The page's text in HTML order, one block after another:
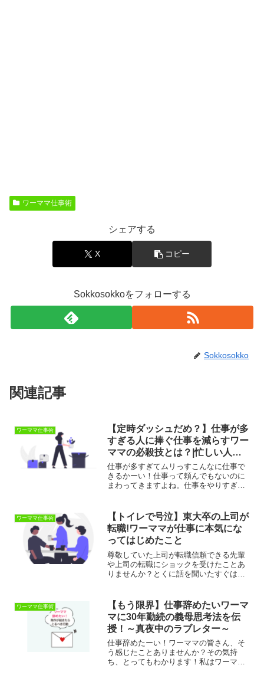
ワーママ仕事術
シェアする
X コピー
Sokkosokkoをフォローする
Sokkosokko
関連記事
ワーママ仕事術
【定時ダッシュだめ？】仕事が多
すぎる人に捧ぐ仕事を減らすワー
ママの必殺技とは？|忙しい人ほ
ど効果大です！
仕事が多すぎてムリっすこんなに仕事で
きるかーい！仕事って頼んでもないのに
まわってきますよね。仕事をやりすぎる
をしてきた社会人歴10年以上の中堅社員
です。決算や大きなプ...
ワーママ仕事術
【トイレで号泣】東大卒の上司が
転職!ワーママが仕事に本気にな
ってはじめたこと
尊敬していた上司が転職信頼できる先輩
や上司の転職にショックを受けたことあ
りませんか？とくに話を聞いたすぐは、
したことがあります。まさか！当時は、
頭が真っ白になり先が不安...
ワーママ仕事術
【もう限界】仕事辞めたいワーマ
マに30年勤続の義母思考法を伝
授！～真夜中のラブレター～
仕事辞めたーい！ワーママの皆さん、そ
う感じたことありませんか？その気持
ち、とってもわかります！私はワーママ